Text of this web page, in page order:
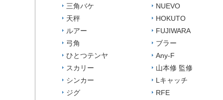
三角バケ
天秤
ルアー
弓角
ひとつテンヤ
スカリー
シンカー
ジグ
NUEVO
HOKUTO
FUJIWARA
ブラー
Any-F
山本修 監修
Lキャッチ
RFE